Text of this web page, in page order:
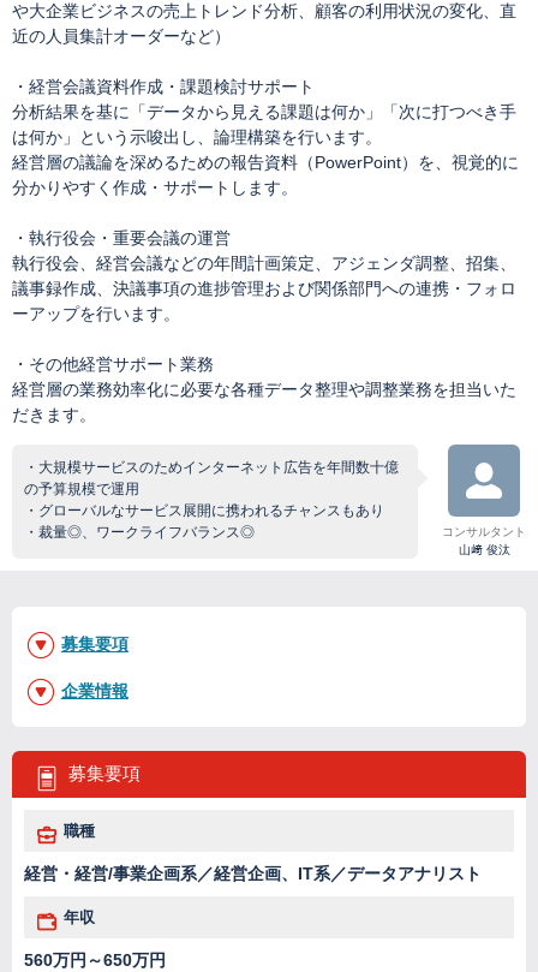
や大企業ビジネスの売上トレンド分析、顧客の利用状況の変化、直
近の人員集計オーダーなど）
・経営会議資料作成・課題検討サポート
分析結果を基に「データから見える課題は何か」「次に打つべき手
は何か」という示唆出し、論理構築を行います。
経営層の議論を深めるための報告資料（PowerPoint）を、視覚的に
分かりやすく作成・サポートします。
・執行役会・重要会議の運営
執行役会、経営会議などの年間計画策定、アジェンダ調整、招集、
議事録作成、決議事項の進捗管理および関係部門への連携・フォロ
ーアップを行います。
・その他経営サポート業務
経営層の業務効率化に必要な各種データ整理や調整業務を担当いた
だきます。
・大規模サービスのためインターネット広告を年間数十億
の予算規模で運用
・グローバルなサービス展開に携われるチャンスもあり
・裁量◎、ワークライフバランス◎
コンサルタント
山﨑 俊汰
募集要項
職種
経営・経営/事業企画系／経営企画、IT系／データアナリスト
年収
560万円～650万円
募集要項
企業情報